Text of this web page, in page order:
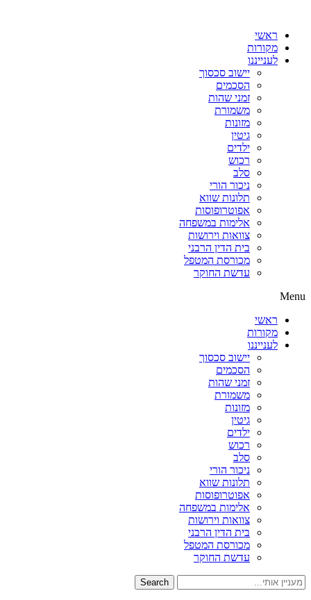
ראשי
מקורות
לענייננו
יישוב סכסוך
הסכמים
זמני שהות
משמורת
מזונות
גיטין
ילדים
רכוש
סלב
ניכור הורי
תלונות שווא
אפוטרופוסות
אלימות במשפחה
צוואות וירושות
בית הדין הרבני
מכורסת המטפל
עדשת החוקר
Menu
ראשי
מקורות
לענייננו
יישוב סכסוך
הסכמים
זמני שהות
משמורת
מזונות
גיטין
ילדים
רכוש
סלב
ניכור הורי
תלונות שווא
אפוטרופוסות
אלימות במשפחה
צוואות וירושות
בית הדין הרבני
מכורסת המטפל
עדשת החוקר
Search